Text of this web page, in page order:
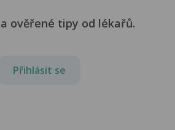
ověřené tipy od lékařů.
Přihlásit se